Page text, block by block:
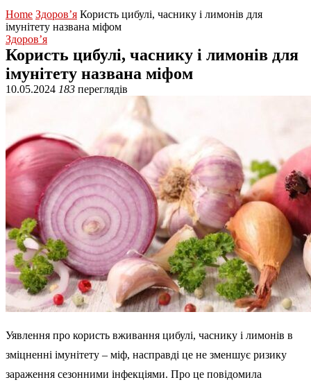
Home Здоров’я Користь цибулі, часнику і лимонів для
імунітету названа міфом
Здоров’я
Користь цибулі, часнику і лимонів для
імунітету названа міфом
10.05.2024 183 переглядів
Уявлення про користь вживання цибулі, часнику і лимонів в
зміцненні імунітету – міф, насправді це не зменшує ризику
зараження сезонними інфекціями. Про це повідомила